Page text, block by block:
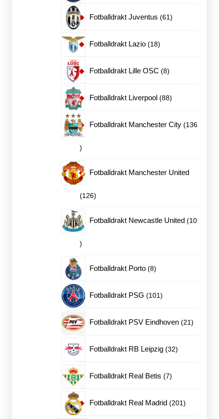
Fotballdrakt Juventus 6161
Fotballdrakt Lazio 1818
Fotballdrakt Lille OSC 88
Fotballdrakt Liverpool 8888
Fotballdrakt Manchester City 136
136
produkter
Fotballdrakt Manchester United
126126
produkter
Fotballdrakt Newcastle United 10
10
produkter
Fotballdrakt Porto 88
Fotballdrakt PSG 101101
Fotballdrakt PSV Eindhoven 2121
Fotballdrakt RB Leipzig 3232
Fotballdrakt Real Betis 77
Fotballdrakt Real Madrid 201201